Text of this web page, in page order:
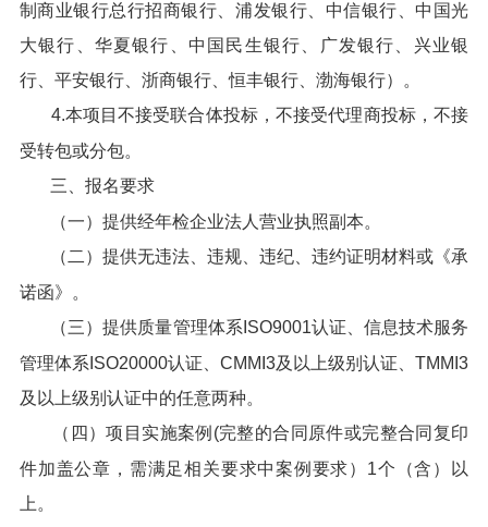
制商业银行总行招商银行、浦发银行、中信银行、中国光
大银行、华夏银行、中国民生银行、广发银行、兴业银
行、平安银行、浙商银行、恒丰银行、渤海银行）。
4.本项目不接受联合体投标，不接受代理商投标，不接
受转包或分包。
三、报名要求
（一）提供经年检企业法人营业执照副本。
（二）提供无违法、违规、违纪、违约证明材料或《承
诺函》。
（三）提供质量管理体系ISO9001认证、信息技术服务
管理体系ISO20000认证、CMMI3及以上级别认证、TMMI3
及以上级别认证中的任意两种。
（四）项目实施案例(完整的合同原件或完整合同复印
件加盖公章，需满足相关要求中案例要求）1个（含）以
上。